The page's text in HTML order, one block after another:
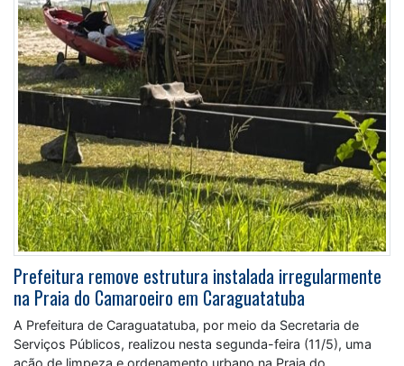
Prefeitura remove estrutura instalada irregularmente
na Praia do Camaroeiro em Caraguatatuba
A Prefeitura de Caraguatatuba, por meio da Secretaria de
Serviços Públicos, realizou nesta segunda-feira (11/5), uma